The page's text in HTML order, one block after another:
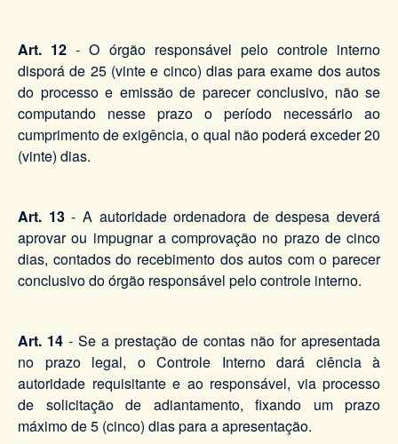
Art. 12- O órgão responsável pelo controle interno
disporá de 25 (vinte e cinco) dias para exame dos autos
do processo e emissão de parecer conclusivo, não se
computando nesse prazo o período necessário ao
cumprimento de exigência, o qual não poderá exceder 20
(vinte) dias.
Art. 13- A autoridade ordenadora de despesa deverá
aprovar ou impugnar a comprovação no prazo de cinco
dias, contados do recebimento dos autos com o parecer
conclusivo do órgão responsável pelo controle interno.
Art. 14 - Se a prestação de contas não for apresentada
no prazo legal, o Controle Interno dará ciência à
autoridade requisitante e ao responsável, via processo
de solicitação de adiantamento, fixando um prazo
máximo de 5 (cinco) dias para a apresentação.